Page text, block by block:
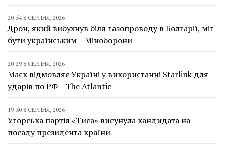
20:54 8 СЕРПНЯ, 2026
Дрон, який вибухнув біля газопроводу в Болгарії, міг
бути українським – Міноборони
20:29 8 СЕРПНЯ, 2026
Маск відмовляє Україні у використанні Starlink для
ударів по РФ – The Atlantic
19:50 8 СЕРПНЯ, 2026
Угорська партія «Тиса» висунула кандидата на
посаду президента країни